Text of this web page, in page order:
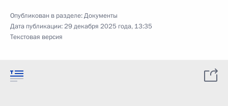
Опубликован в разделе:Документы
Дата публикации:29 декабря 2025 года, 13:35
Текстовая версия